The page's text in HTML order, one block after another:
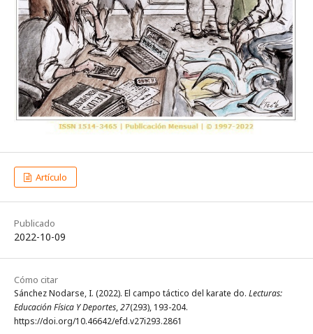
Artículo
Publicado
2022-10-09
Cómo citar
Sánchez Nodarse, I. (2022). El campo táctico del karate do. Lecturas:
Educación Física Y Deportes,27(293), 193-204.
https://doi.org/10.46642/efd.v27i293.2861